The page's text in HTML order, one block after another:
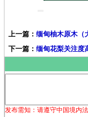
上一篇： 缅甸柚木原木（
下一篇： 缅甸花梨关注度
发布需知：请遵守中国境内